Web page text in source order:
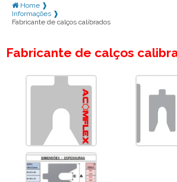
Home ❱
Informações ❱
Fabricante de calços calibrados
Fabricante de calços